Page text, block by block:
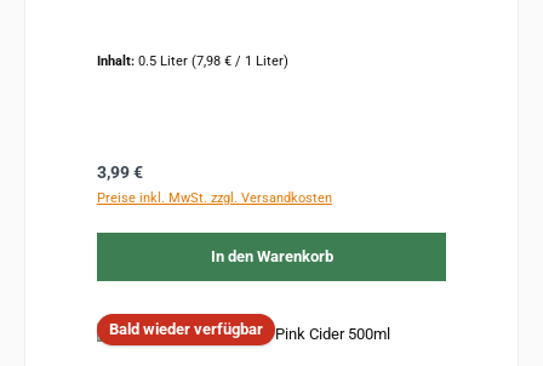
Inhalt: 0.5 Liter (7,98 € / 1 Liter)
Regulärer Preis:
3,99 €
Preise inkl. MwSt. zzgl. Versandkosten
In den Warenkorb
Bald wieder verfügbar